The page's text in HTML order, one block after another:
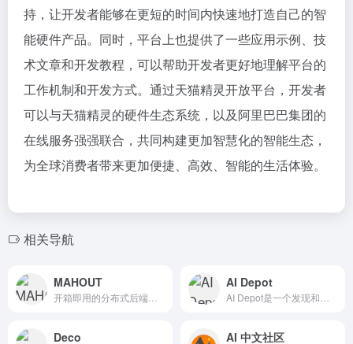
持，让开发者能够在更短的时间内快速地打造自己的智
能硬件产品。同时，平台上也提供了一些应用示例、技
术文章和开发教程，可以帮助开发者更好地理解平台的
工作机制和开发方式。通过天猫精灵开放平台，开发者
可以与天猫精灵的硬件生态系统，以及阿里巴巴集团的
在线服务强强联合，共同构建更加智慧化的智能生态，
为全球消费者带来更加便捷、高效、智能的生活体验。
相关导航
MAHOUT AI Depot
Deco AI 中文社区